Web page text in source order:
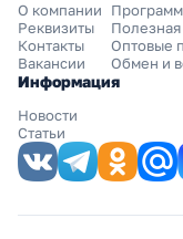
О компании
Реквизиты
Контакты
Вакансии
Оптовые
Обмен и
Информация
Новости
Статьи